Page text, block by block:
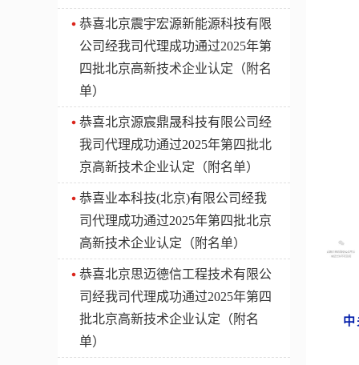
​恭喜北京震宇宏源新能源科技有限
公司经我司代理成功通过2025年第
四批北京高新技术企业认定（附名
单）
​恭喜北京源宸鼎晟科技有限公司经
我司代理成功通过2025年第四批北
京高新技术企业认定（附名单）
​恭喜业本科技(北京)有限公司经我
司代理成功通过2025年第四批北京
高新技术企业认定（附名单）
​恭喜北京思迈德信工程技术有限公
司经我司代理成功通过2025年第四
批北京高新技术企业认定（附名
单）